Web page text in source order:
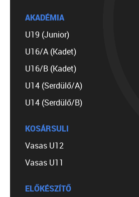
AKADÉMIA
U19 (Junior)
U16/A (Kadet)
U16/B (Kadet)
U14 (Serdülő/A)
U14 (Serdülő/B)
KOSÁRSULI
Vasas U12
Vasas U11
ELŐKÉSZÍTŐ